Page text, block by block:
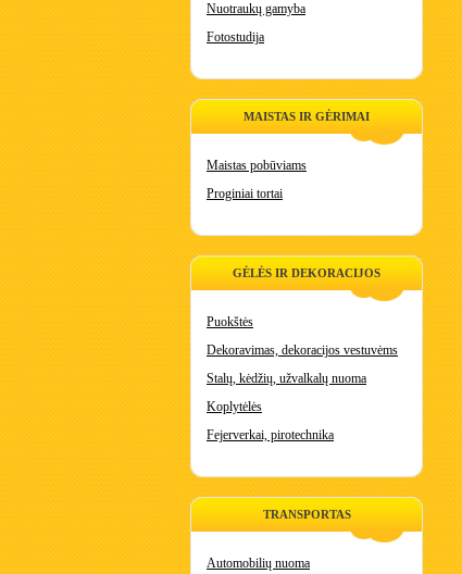
Nuotraukų gamyba
Fotostudija
MAISTAS IR GĖRIMAI
Maistas pobūviams
Proginiai tortai
GĖLĖS IR DEKORACIJOS
Puokštės
Dekoravimas, dekoracijos vestuvėms
Stalų, kėdžių, užvalkalų nuoma
Koplytėlės
Fejerverkai, pirotechnika
TRANSPORTAS
Automobilių nuoma